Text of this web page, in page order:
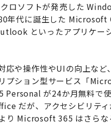
ロソフトが発売した
年代に誕生した
といったアプリケー
応や操作性やUIの向上な
プション型サービス「
が24か月無料で
だが、アクセシビリテ
り Microsoft 365 はさらな